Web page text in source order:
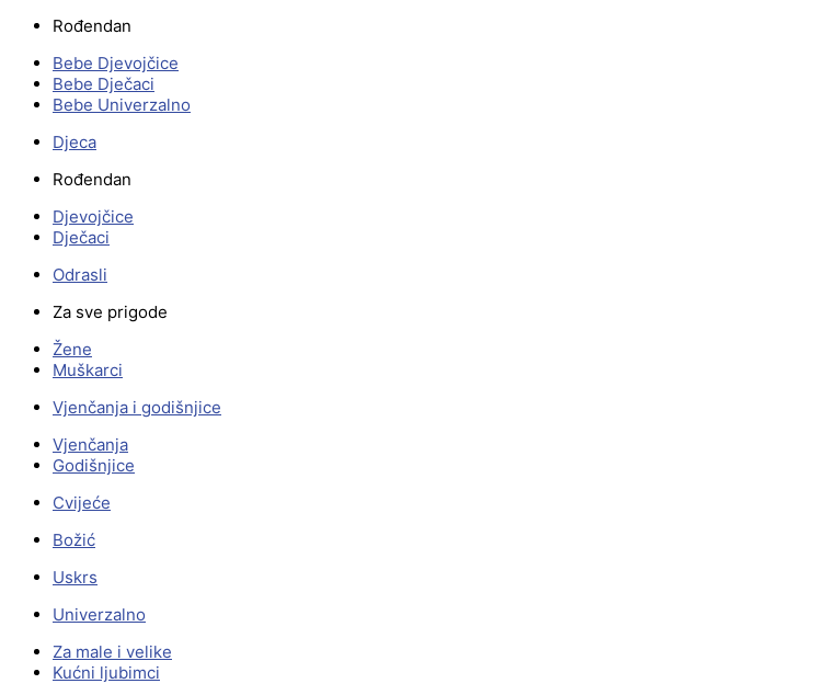
Rođendan
Bebe Djevojčice
Bebe Dječaci
Bebe Univerzalno
Djeca
Rođendan
Djevojčice
Dječaci
Odrasli
Za sve prigode
Žene
Muškarci
Vjenčanja i godišnjice
Vjenčanja
Godišnjice
Cvijeće
Božić
Uskrs
Univerzalno
Za male i velike
Kućni ljubimci